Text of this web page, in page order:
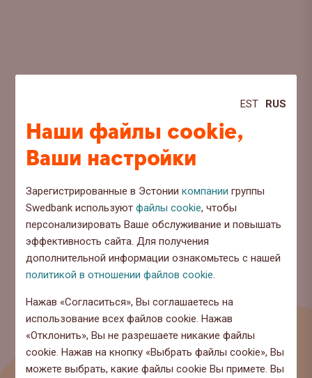
EST RUS
Наши файлы cookie,
Ваши настройки
Зарегистрированные в Эстониикомпании группы
Swedbank используютфайлы cookie, чтобы
персонализировать Ваше обслуживание и повышать
эффективность сайта. Для получения
дополнительной информации ознакомьтесь с нашей
политикой в отношении файлов cookie.
Нажав «Согласиться», Вы соглашаетесь на
использование всех файлов cookie. Нажав
«Отклонить», Вы не разрешаете никакие файлы
cookie. Нажав на кнопку «Выбрать файлы cookie», Вы
можете выбрать, какие файлы cookie Вы примете. Вы